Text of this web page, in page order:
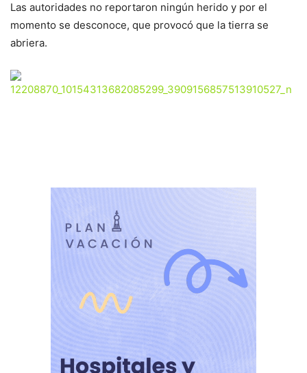
Las autoridades no reportaron ningún herido y por el
momento se desconoce, que provocó que la tierra se
abriera.